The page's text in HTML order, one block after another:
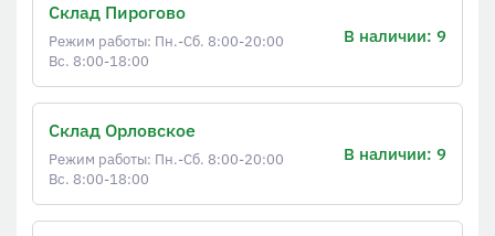
Склад Пирогово
Режим работы: Пн.-Сб. 8:00-20:00
Вс. 8:00-18:00
В наличии: 9
Склад Орловское
Режим работы: Пн.-Сб. 8:00-20:00
Вс. 8:00-18:00
В наличии: 9